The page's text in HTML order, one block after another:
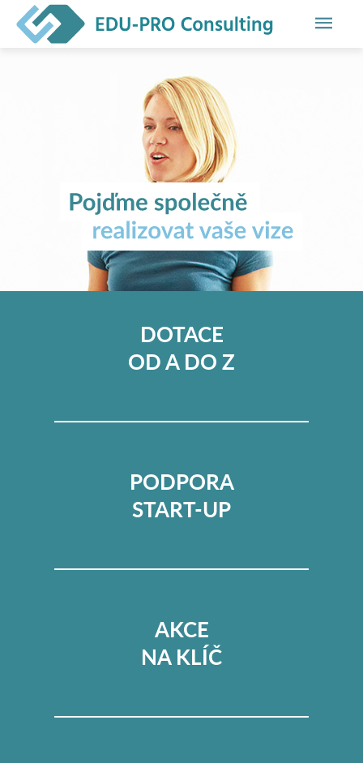
DOTACE
OD A DO Z
PODPORA
START-UP
AKCE
NA KLÍČ